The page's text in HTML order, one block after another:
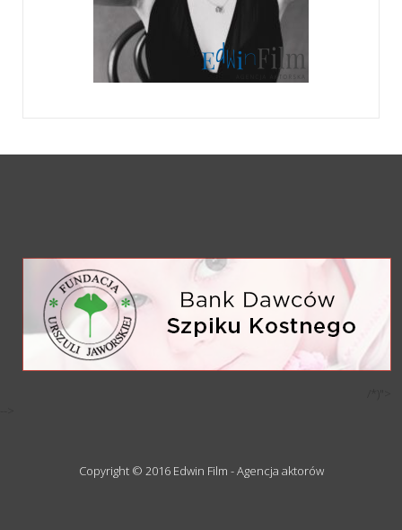
Copyright © 2016 Edwin Film - Agencja aktorów